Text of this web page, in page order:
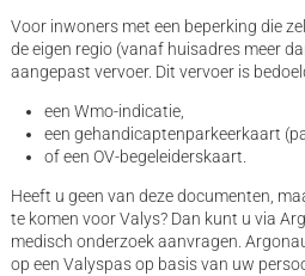
Voor inwoners met een beperking die
de eigen regio (vanaf huisadres meer
aangepast vervoer. Dit vervoer is
een Wmo-indicatie,
een gehandicaptenparkeerkaart
of een OV-begeleiderskaart.
Heeft u geen van deze documenten,
te komen voor Valys? Dan kunt u via
medisch onderzoek aanvragen.
op een Valyspas op basis van uw